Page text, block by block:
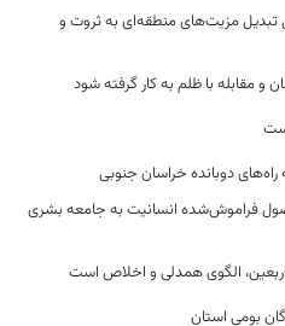
مزیت‌های منطقه‌ای به ثروت و
و مقابله با ظلم به کار گرفته شود
فراموش‌شده انسانیت به جامعه بشری
الگوی همدلی و اخلاص است
بومی استان